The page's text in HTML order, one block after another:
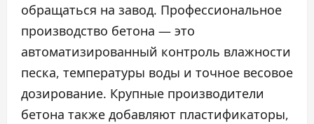
обращаться на завод. Профессиональное
производство бетона — это
автоматизированный контроль влажности
песка, температуры воды и точное весовое
дозирование. Крупные производители
бетона также добавляют пластификаторы,